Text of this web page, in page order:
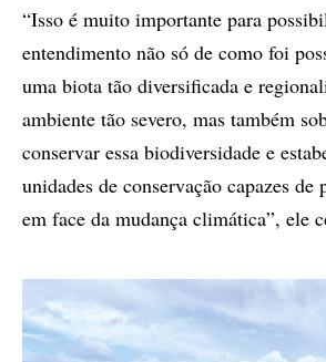
“Isso é muito importante para
entendimento não só de como foi
uma biota tão diversificada e
ambiente tão severo, mas também
conservar essa biodiversidade e
unidades de conservação capazes de
em face da mudança climática”, ele